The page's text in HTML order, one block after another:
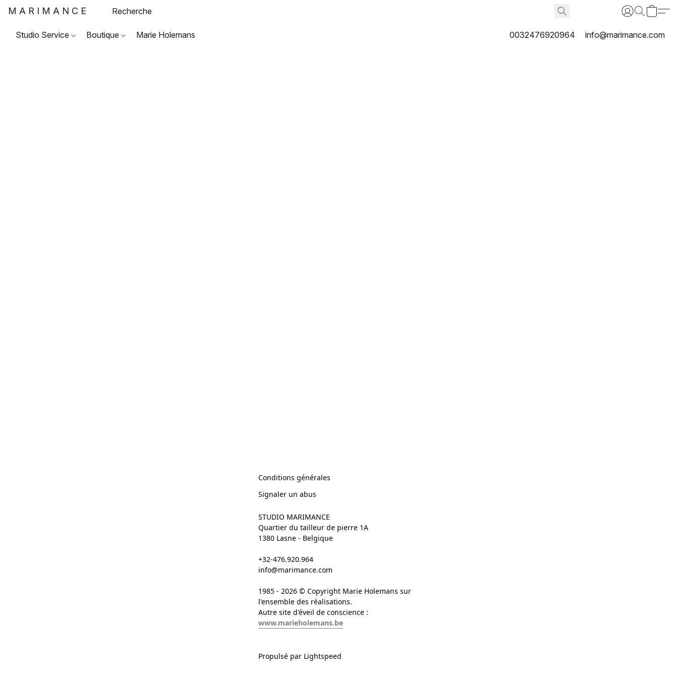
MARIMANCE
Studio Service Boutique Marie Holemans 0032476920964 info@marimance.com
Conditions générales
Signaler un abus
STUDIO MARIMANCE
Quartier du tailleur de pierre 1A
1380 Lasne - Belgique
+32-476.920.964
info@marimance.com
1985 - 2026 © Copyright Marie Holemans sur
l'ensemble des réalisations.
Autre site d'éveil de conscience :
www.marieholemans.be
Propulsé par Lightspeed